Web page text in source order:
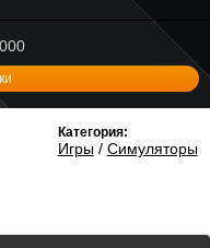
Категория:
Игры/ Симуляторы